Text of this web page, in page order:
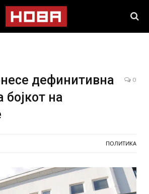
дефинитивна
бојкот на
0
ПОЛИТИКА